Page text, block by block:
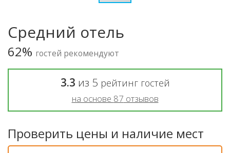
Средний отель
62% гостей рекомендуют
3.3 из 5 рейтинг гостей
на основе 87 отзывов
Проверить цены и наличие мест